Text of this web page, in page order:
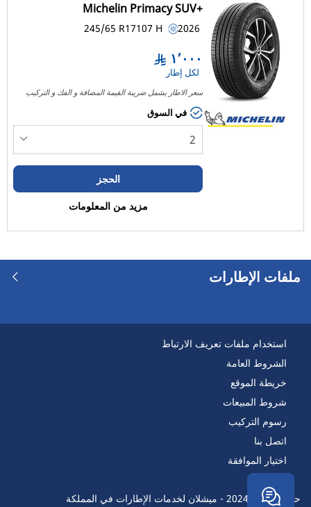
نوع الإطار
كل الأنواع (1)
نوع المركبة
كل الأنواع (1)
رَن فلات
رَن فلات (0)
خيارات أخرى
Michelin Primacy SUV+
245/65 R17107 H 2026
١٬٠٠٠
لكل إطار
سعر الاطار يشمل ضريبة القيمة المضافة و الفك و التركيب
في السوق
الحجز
مزيد من المعلومات
ملفات الإطارات
استخدام ملفات تعريف الارتباط
الشروط العامة
خريطة الموقع
شروط المبيعات
رسوم التركيب
اتصل بنا
اختيار الموافقة
حقوق النسخ 2024 - ميشلان لخدمات الإطارات في المملكة